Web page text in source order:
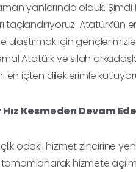
yanlarında olduk.
taçlandırıyoruz.
ulaştırmak için
Atatürk ve silah
en içten dileklerimle
Kesmeden Devam
odaklı hizmet zincirine
tamamlanarak hizmete